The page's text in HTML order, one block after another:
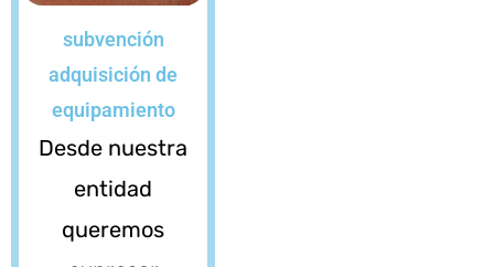
subvención
adquisición de
equipamiento
Desde nuestra
entidad
queremos